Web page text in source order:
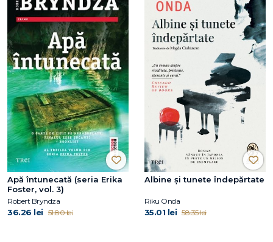
Apă întunecată (seria Erika
Foster, vol. 3)
Robert Bryndza
36.26 lei 51.80 lei
Albine și tunete îndepărtate
Riku Onda
35.01 lei 58.35 lei